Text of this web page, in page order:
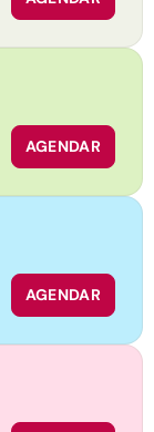
AGENDAR
AGENDAR